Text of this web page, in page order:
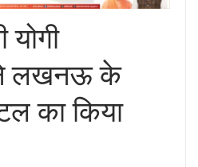
योगी
लखनऊ के
का किया